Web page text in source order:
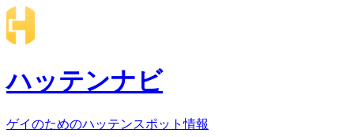
ハッテンナビ
ゲイのためのハッテンスポット情報